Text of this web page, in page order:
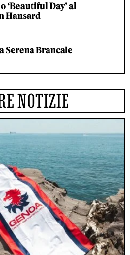
‘Beautiful Day’ al
Hansard
Serena Brancale
NOTIZIE